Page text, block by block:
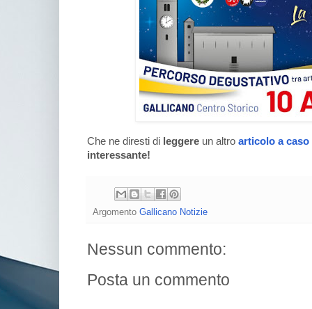
Che ne diresti di leggere un altro articolo a caso
interessante!
Argomento Gallicano Notizie
Nessun commento:
Posta un commento